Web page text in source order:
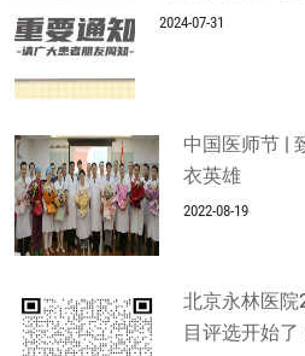
2024-07-31
中国医师节 |
衣英雄
2022-08-19
北京永林医
目评选开始